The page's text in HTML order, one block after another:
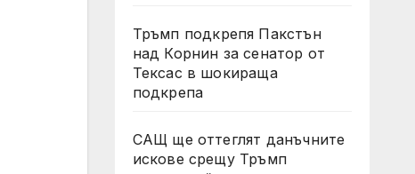
Тръмп подкрепя Пакстън
над Корнин за сенатор от
Тексас в шокираща
подкрепа
САЩ ще оттеглят данъчните
искове срещу Тръмп